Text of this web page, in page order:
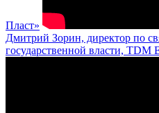
Пласт»
Дмитрий Зорин, директор по
государственной власти, TDM